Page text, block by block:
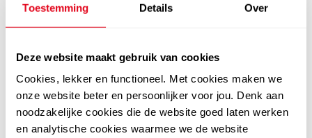
Toestemming Details Over
Deze website maakt gebruik van cookies
Cookies, lekker en functioneel. Met cookies maken we
onze website beter en persoonlijker voor jou. Denk aan
noodzakelijke cookies die de website goed laten werken
en analytische cookies waarmee we de website